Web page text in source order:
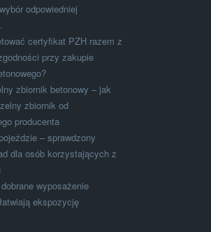
odpowiedniej
certyfikat PZH razem z
przy zakupie
zbiornik betonowy – jak
zbiornik od
producenta
– sprawdzony
dla osób korzystających z
wyposażenie
ekspozycję